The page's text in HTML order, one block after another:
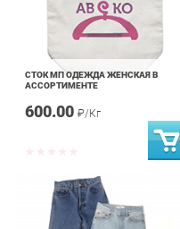
СТОК МП ОДЕЖДА ЖЕНСКАЯ В
АССОРТИМЕНТЕ
600.00 ₽/Кг